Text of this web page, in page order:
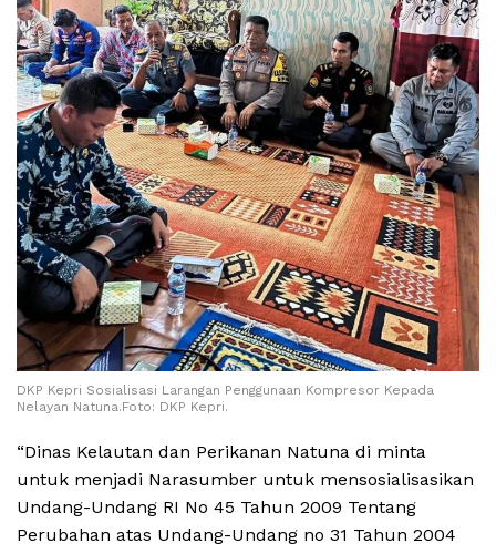
DKP Kepri Sosialisasi Larangan Penggunaan Kompresor Kepada
Nelayan Natuna.Foto: DKP Kepri.
“Dinas Kelautan dan Perikanan Natuna di minta
untuk menjadi Narasumber untuk mensosialisasikan
Undang-Undang RI No 45 Tahun 2009 Tentang
Perubahan atas Undang-Undang no 31 Tahun 2004